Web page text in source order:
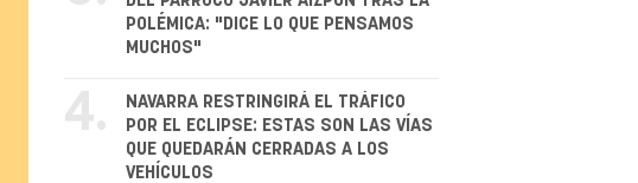
POLÉMICA: "DICE LO QUE PENSAMOS
MUCHOS"
4.
NAVARRA RESTRINGIRÁ EL TRÁFICO
POR EL ECLIPSE: ESTAS SON LAS VÍAS
QUE QUEDARÁN CERRADAS A LOS
VEHÍCULOS